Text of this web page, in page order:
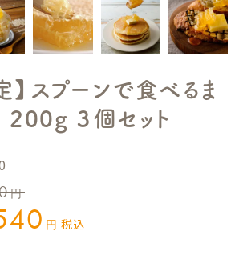
】スプーンで食べるま
200g ３個セット
税込